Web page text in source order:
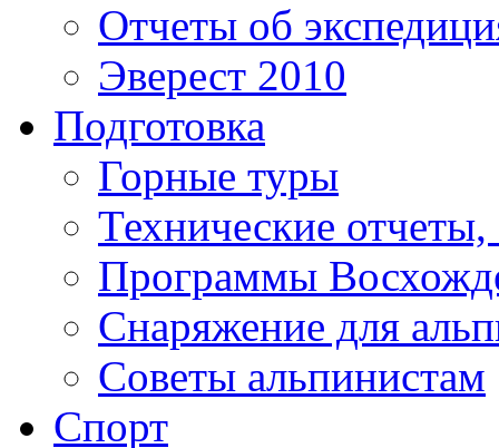
Отчеты об
Эверест 2010
Подготовка
Горные туры
Технические
Программы
Снаряжение для
Советы альпинистам
Спорт